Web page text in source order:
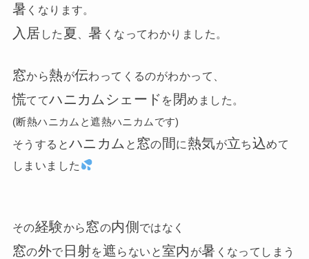
暑 くなります。
入居 した 夏 、暑 くなってわかりました。
窓から熱が伝わってくるのがわかって、
慌ててハニカムシェード を 閉めました。
(断熱ハニカムと遮熱ハニカムです)
そうするとハニカム と 窓の間 に熱気が立ち込めて
しまいました
その経験から窓の内側ではなく
窓の外で 日射を遮 らないと 室内 が暑 くなってしまう